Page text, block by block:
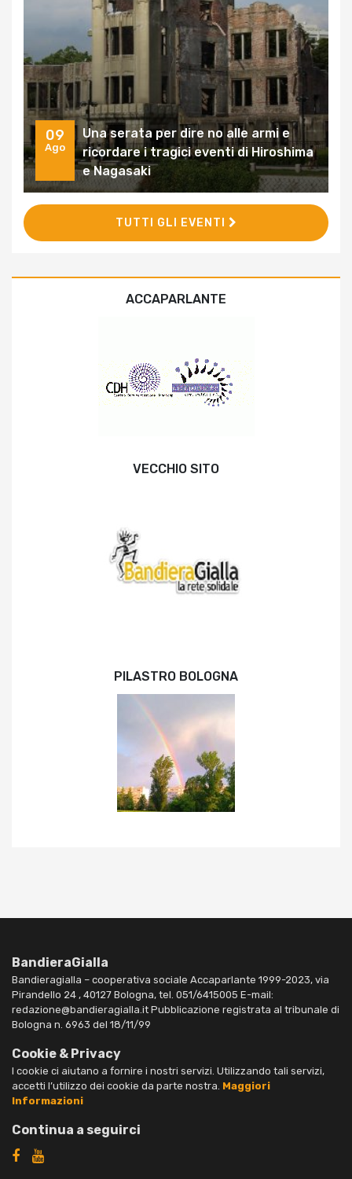
09
Ago
Una serata per dire no alle armi e
ricordare i tragici eventi di Hiroshima
e Nagasaki
TUTTI GLI EVENTI
ACCAPARLANTE
VECCHIO SITO
PILASTRO BOLOGNA
BandieraGialla
Bandieragialla – cooperativa sociale Accaparlante 1999-2023, via
Pirandello 24 , 40127 Bologna, tel. 051/6415005 E-mail:
redazione@bandieragialla.it Pubblicazione registrata al tribunale di
Bologna n. 6963 del 18/11/99
Cookie & Privacy
I cookie ci aiutano a fornire i nostri servizi. Utilizzando tali servizi,
accetti l’utilizzo dei cookie da parte nostra. Maggiori
Informazioni
Continua a seguirci